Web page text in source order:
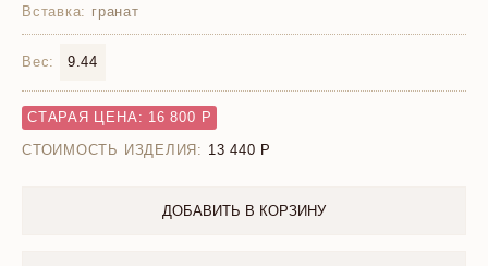
Вставка: гранат
Вес: 9.44
СТАРАЯ ЦЕНА: 16 800 Р
СТОИМОСТЬ ИЗДЕЛИЯ: 13 440
ДОБАВИТЬ В КОРЗИНУ